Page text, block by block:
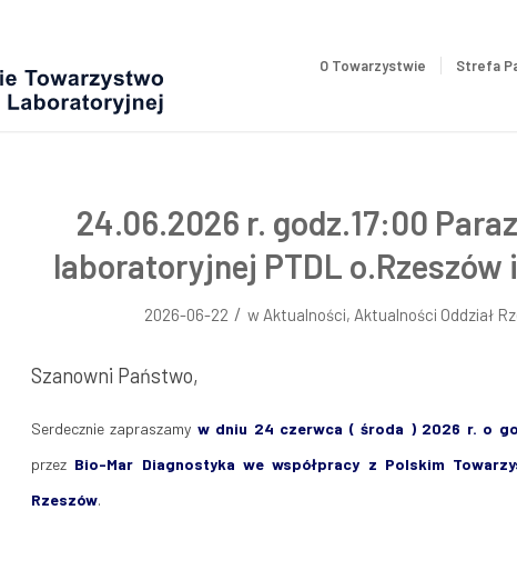
O Towarzystwie Strefa
24.06.2026 r. godz.17:00
laboratoryjnej PTDL
2026-06-22 / w Aktualności, Aktualności Oddział
Szanowni Państwo,
Serdecznie zapraszamy w dniu 24 czerwca ( środa ) 2026 r. o
przez Bio-Mar Diagnostyka we współpracy z Polskim
Rzeszów.